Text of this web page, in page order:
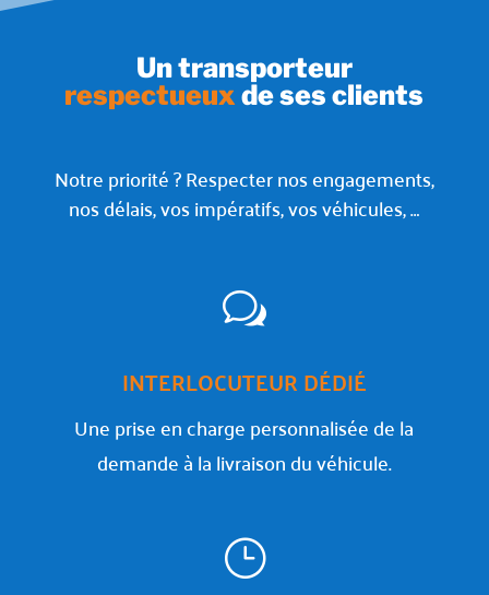
Un transporteur
respectueux de ses clients
Notre priorité ? Respecter nos engagements,
nos délais, vos impératifs, vos véhicules, …
w
INTERLOCUTEUR DÉDIÉ
Une prise en charge personnalisée de la
demande à la livraison du véhicule.
}